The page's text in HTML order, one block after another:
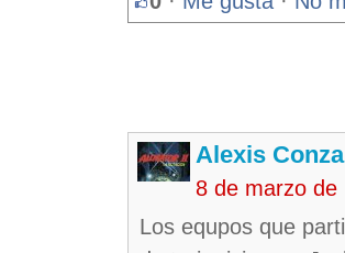
Alexis
8 de marzo de
Los equpos que